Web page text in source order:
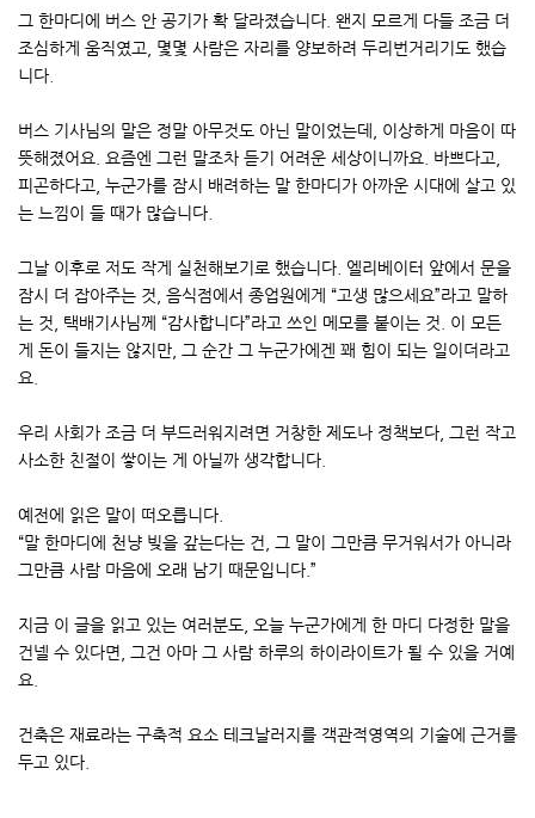
그 한마디에 버스 안 공기가 확 달라졌습니다. 왠지 모르게 다들 조금 더
조심하게 움직였고, 몇몇 사람은 자리를 양보하려 두리번거리기도 했습
니다.
버스 기사님의 말은 정말 아무것도 아닌 말이었는데, 이상하게 마음이 따
뜻해졌어요. 요즘엔 그런 말조차 듣기 어려운 세상이니까요. 바쁘다고,
피곤하다고, 누군가를 잠시 배려하는 말 한마디가 아까운 시대에 살고 있
는 느낌이 들 때가 많습니다.
그날 이후로 저도 작게 실천해보기로 했습니다. 엘리베이터 앞에서 문을
잠시 더 잡아주는 것, 음식점에서 종업원에게 “고생 많으세요”라고 말하
는 것, 택배기사님께 “감사합니다”라고 쓰인 메모를 붙이는 것. 이 모든
게 돈이 들지는 않지만, 그 순간 그 누군가에겐 꽤 힘이 되는 일이더라고
요.
우리 사회가 조금 더 부드러워지려면 거창한 제도나 정책보다, 그런 작고
사소한 친절이 쌓이는 게 아닐까 생각합니다.
예전에 읽은 말이 떠오릅니다.
“말 한마디에 천냥 빚을 갚는다는 건, 그 말이 그만큼 무거워서가 아니라
그만큼 사람 마음에 오래 남기 때문입니다.”
지금 이 글을 읽고 있는 여러분도, 오늘 누군가에게 한 마디 다정한 말을
건넬 수 있다면, 그건 아마 그 사람 하루의 하이라이트가 될 수 있을 거예
요.
건축은 재료라는 구축적 요소 테크날러지를 객관적영역의 기술에 근거를
두고 있다.